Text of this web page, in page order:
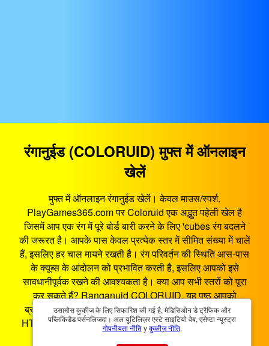
रंगानुईड (COLORUID) मुफ्त में ऑनलाइन
खेलें
मुफ्त में ऑनलाइन रंगानुईड खेलें। केवल माउस/स्पर्श.
PlayGames365.com पर Coloruid एक अद्भुत पहेली खेल है
जिसमें आप एक रंग में पूरे बोर्ड बारी करने के लिए 'cubes रंग बदलने
की जरूरत है। आपके पास केवल प्रत्येक स्तर में सीमित संख्या में चालें
हैं, इसलिए हर चाल मायने रखती है। रंग परिवर्तन की स्थिति आस-पास
के क्यूब्स के आंदोलन को प्रभावित करती है, इसलिए आपको इसे
सावधानीपूर्वक रखने की आवश्यकता है। क्या आप सभी स्तरों को पूरा
कर सकते हैं? Ranganuid COLORUID, यह पृष्ठ आपको
ब्राउज़र में सर्वश्रेष्ठ गेमिंग मनोरंजन प्रदान करता है। रंगानुईड एक
HTML5 गेम है जो स्मार्टफोन, टैबलेट, पीसी और स्मार्ट टीवी पर काम
करता है। आप रंगानुईड कहीं भी और कभी भी खेल सकते हैं।
उसामोस कुकीज के लिए सिफारिश की गई है, मेडिसिओन डे ट्रैफिक और
पब्लिकिडैड पर्सनलिजदा। अल यूटिलिज़र एस्टे साइटियो वेब, एसेप्टा न्यूस्ट्रा
गोपनीयता नीतिyकुकीज़ नीति.